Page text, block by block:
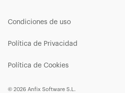
Condiciones de uso
Política de Privacidad
Política de Cookies
© 2026 Anfix Software S.L.